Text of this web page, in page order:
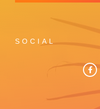
SOCIAL